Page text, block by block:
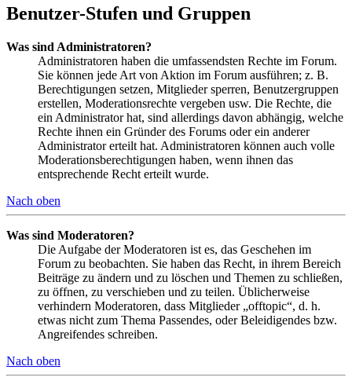
Benutzer-Stufen und Gruppen
Was sind Administratoren?
Administratoren haben die umfassendsten Rechte im Forum.
Sie können jede Art von Aktion im Forum ausführen; z. B.
Berechtigungen setzen, Mitglieder sperren, Benutzergruppen
erstellen, Moderationsrechte vergeben usw. Die Rechte, die
ein Administrator hat, sind allerdings davon abhängig, welche
Rechte ihnen ein Gründer des Forums oder ein anderer
Administrator erteilt hat. Administratoren können auch volle
Moderationsberechtigungen haben, wenn ihnen das
entsprechende Recht erteilt wurde.
Nach oben
Was sind Moderatoren?
Die Aufgabe der Moderatoren ist es, das Geschehen im
Forum zu beobachten. Sie haben das Recht, in ihrem Bereich
Beiträge zu ändern und zu löschen und Themen zu schließen,
zu öffnen, zu verschieben und zu teilen. Üblicherweise
verhindern Moderatoren, dass Mitglieder „offtopic“, d. h.
etwas nicht zum Thema Passendes, oder Beleidigendes bzw.
Angreifendes schreiben.
Nach oben